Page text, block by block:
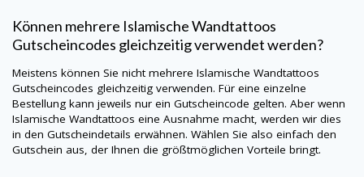
Können mehrere Islamische Wandtattoos
Gutscheincodes gleichzeitig verwendet werden?
Meistens können Sie nicht mehrere Islamische Wandtattoos
Gutscheincodes gleichzeitig verwenden. Für eine einzelne
Bestellung kann jeweils nur ein Gutscheincode gelten. Aber wenn
Islamische Wandtattoos eine Ausnahme macht, werden wir dies
in den Gutscheindetails erwähnen. Wählen Sie also einfach den
Gutschein aus, der Ihnen die größtmöglichen Vorteile bringt.